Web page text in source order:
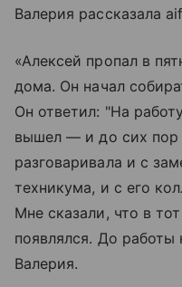
Валерия рассказала
«Алексей пропал в
дома. Он начал
Он ответил: "На
вышел — и до сих пор
разговаривала и с
техникума, и с его
Мне сказали, что в
появлялся. До
Валерия.